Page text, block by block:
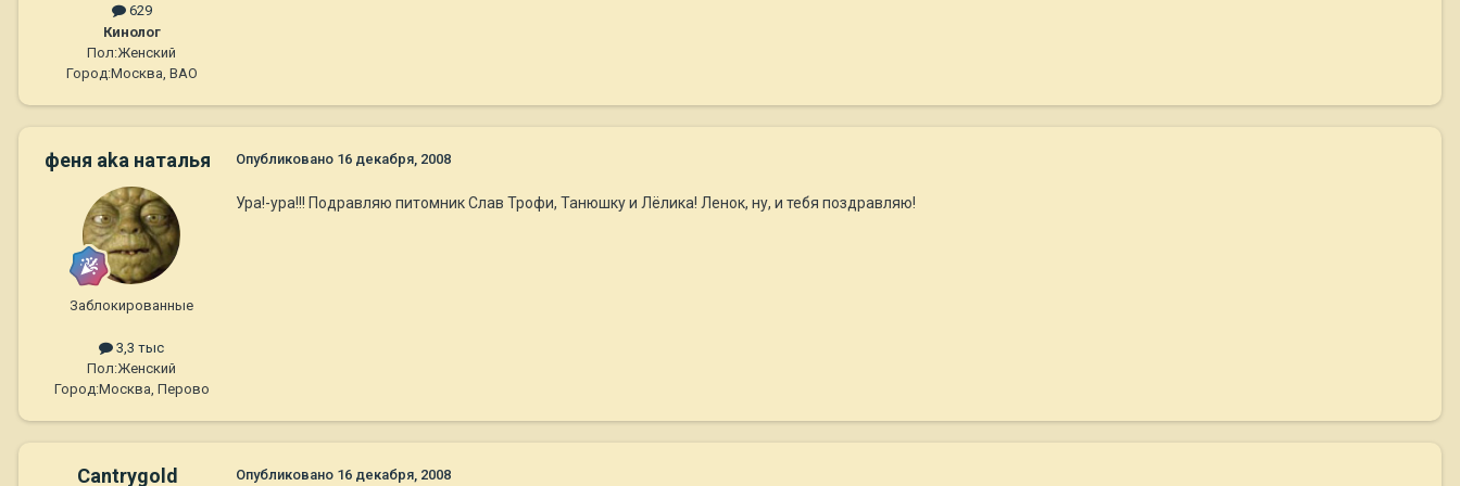
629
Кинолог
Пол:Женский
Город:Москва, ВАО
феня aka наталья
Заблокированные
3,3 тыс
Пол:Женский
Город:Москва, Перово
Опубликовано 16 декабря, 2008
Ура!-ура!!! Подравляю питомник Слав Трофи, Танюшку и Лёлика! Ленок, ну, и тебя поздравляю!
Cantrygold Опубликовано 16 декабря, 2008